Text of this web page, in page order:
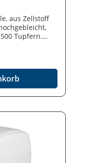
aus Zellstoff
Tupfern.